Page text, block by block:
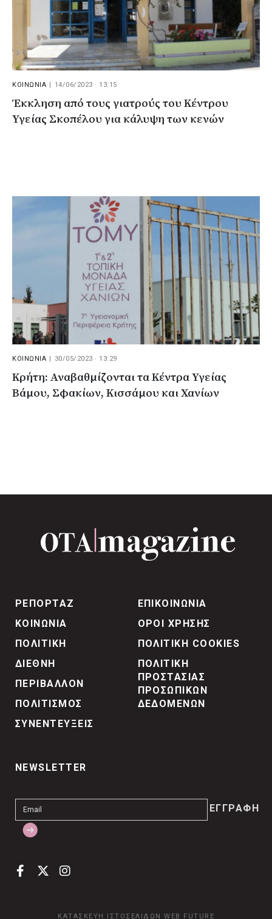
ΚΟΙΝΩΝΙΑ 14/06/2023 · 13:15
Έκκληση από τους γιατρούς του Κέντρου
Υγείας Σκοπέλου για κάλυψη των κενών
ΚΟΙΝΩΝΙΑ | 30/05/2023 · 13:29
Κρήτη: Αναβαθμίζονται τα Κέντρα Υγείας
Βάμου, Σφακίων, Κισσάμου και Χανίων
ΡΕΠΟΡΤΑΖ
ΚΟΙΝΩΝΙΑ
ΠΟΛΙΤΙΚΗ
ΔΙΕΘΝΗ
ΠΕΡΙΒΑΛΛΟΝ
ΠΟΛΙΤΙΣΜΟΣ
ΣΥΝΕΝΤΕΥΞΕΙΣ
ΕΠΙΚΟΙΝΩΝΙΑ
ΟΡΟΙ ΧΡΗΣΗΣ
ΠΟΛΙΤΙΚΗ COOKIES
ΠΟΛΙΤΙΚΗ
ΠΡΟΣΤΑΣΙΑΣ
ΠΡΟΣΩΠΙΚΩΝ
ΔΕΔΟΜΕΝΩΝ
NEWSLETTER
ΚΑΤΑΣΚΕΥΗ ΙΣΤΟΣΕΛΙΔΩΝ WEB FUTURE